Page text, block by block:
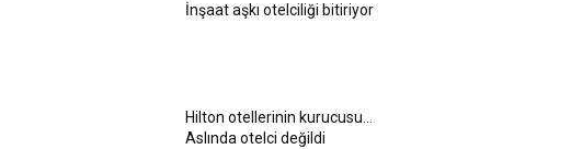
İnşaat aşkı otelciliği bitiriyor
Hilton otellerinin kurucusu…
Aslında otelci değildi